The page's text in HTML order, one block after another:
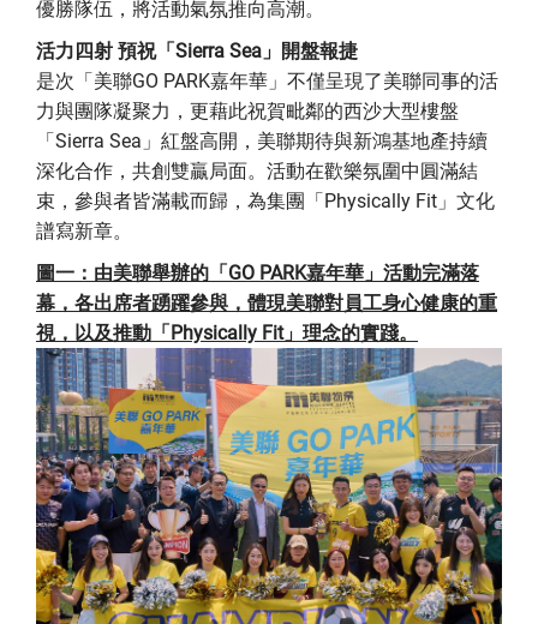
優勝隊伍，將活動氣氛推向高潮。
活力四射 預祝「Sierra Sea」開盤報捷
是次「美聯GO PARK嘉年華」不僅呈現了美聯同事的活
力與團隊凝聚力，更藉此祝賀毗鄰的西沙大型樓盤
「Sierra Sea」紅盤高開，美聯期待與新鴻基地產持續
深化合作，共創雙贏局面。活動在歡樂氛圍中圓滿結
束，參與者皆滿載而歸，為集團「Physically Fit」文化
譜寫新章。
圖一：由美聯舉辦的「GO PARK嘉年華」活動完滿落
幕，各出席者踴躍參與，體現美聯對員工身心健康的重
視，以及推動「Physically Fit」理念的實踐。